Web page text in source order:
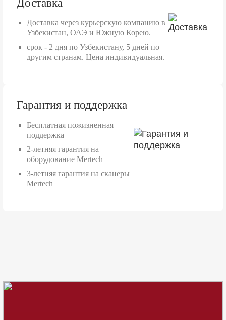
Доставка
Доставка через курьерскую компанию в
Узбекистан, ОАЭ и Южную Корею.
срок - 2 дня по Узбекистану, 5 дней по
другим странам. Цена индивидуальная.
Гарантия и поддержка
Бесплатная пожизненная
поддержка
2-летняя гарантия на
оборудование Mertech
3-летняя гарантия на сканеры
Mertech